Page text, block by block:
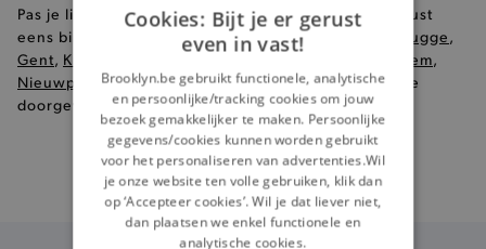
Pas je liever je kleren voor je ze koopt, kom dan gerust
eens binnen in één van onze8 Brooklyn winkels Brugge ,
Gent, Knokke Waregem,
Nieuwpoort), en krijg modeadvies op maat door onze
doorgewinterde profashionals!
Gratisverzending vanaf €99
Cookies: Bijt je er gerust
even in vast!
Brooklyn.be gebruikt functionele, analytische
en persoonlijke/tracking cookies om jouw
bezoek gemakkelijker te maken. Persoonlijke
gegevens/cookies kunnen worden gebruikt
voor het personaliseren van advertenties.Wil
je onze website ten volle gebruiken, klik dan
op ‘Accepteer cookies’. Wil je dat liever niet,
dan plaatsen we enkel functionele en
analytische cookies.